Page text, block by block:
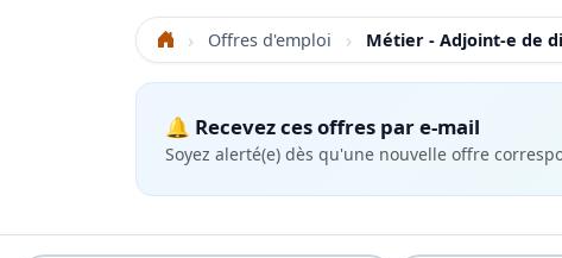
Accueil Offres d'emploi Métier - Adjoint-e de
🔔 Recevez ces offres par e-mail
Soyez alerté(e) dès qu'une nouvelle offre